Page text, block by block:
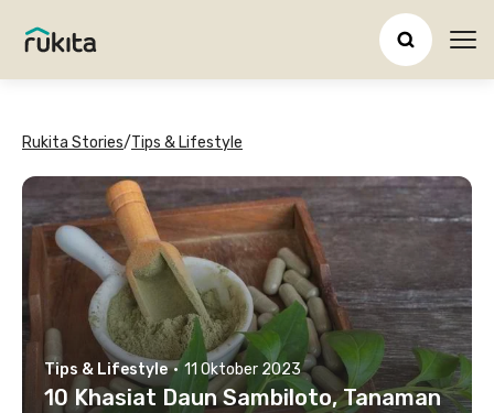
Rukita Stories/Tips & Lifestyle
Tips & Lifestyle · 11 Oktober 2023
10 Khasiat Daun Sambiloto, Tanaman